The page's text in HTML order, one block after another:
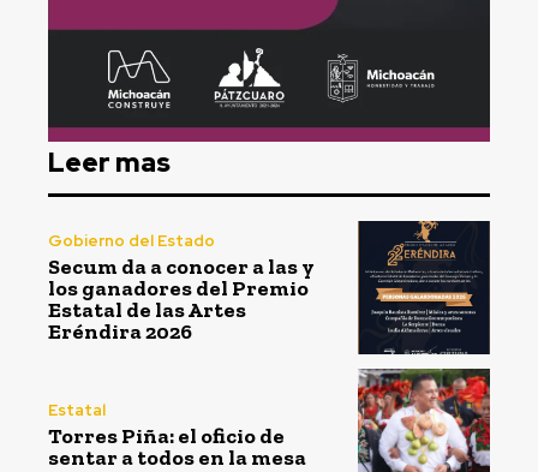
Leer mas
Gobierno del Estado
Secum da a conocer a las y
los ganadores del Premio
Estatal de las Artes
Eréndira 2026
Estatal
Torres Piña: el oficio de
sentar a todos en la mesa